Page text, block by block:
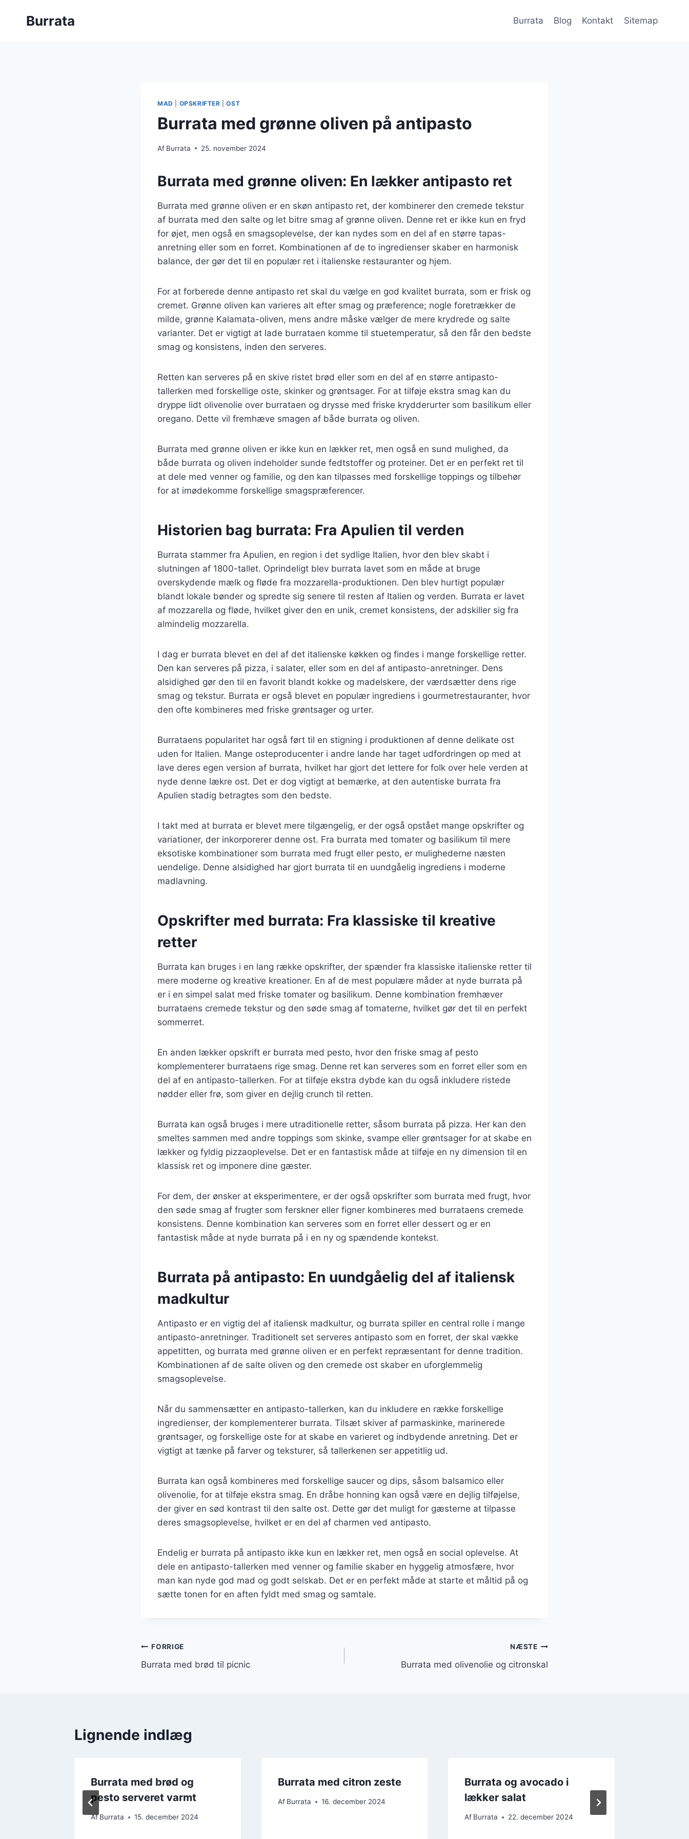
Burrata Burrata Blog Kontakt Sitemap
MAD OPSKRIFTER |OST
Burrata med grønne oliven på antipasto
Af Burrata 25. november 2024
Burrata med grønne oliven: En lækker antipasto ret
Burrata med grønne oliven er en skøn antipasto ret, der kombinerer den cremede tekstur
af burrata med den salte og let bitre smag af grønne oliven. Denne ret er ikke kun en fryd
for øjet, men også en smagsoplevelse, der kan nydes som en del af en større tapas-
anretning eller som en forret. Kombinationen af de to ingredienser skaber en harmonisk
balance, der gør det til en populær ret i italienske restauranter og hjem.
For at forberede denne antipasto ret skal du vælge en god kvalitet burrata, som er frisk og
cremet. Grønne oliven kan varieres alt efter smag og præference; nogle foretrækker de
milde, grønne Kalamata-oliven, mens andre måske vælger de mere krydrede og salte
varianter. Det er vigtigt at lade burrataen komme til stuetemperatur, så den får den bedste
smag og konsistens, inden den serveres.
Retten kan serveres på en skive ristet brød eller som en del af en større antipasto-
tallerken med forskellige oste, skinker og grøntsager. For at tilføje ekstra smag kan du
dryppe lidt olivenolie over burrataen og drysse med friske krydderurter som basilikum eller
oregano. Dette vil fremhæve smagen af både burrata og oliven.
Burrata med grønne oliven er ikke kun en lækker ret, men også en sund mulighed, da
både burrata og oliven indeholder sunde fedtstoffer og proteiner. Det er en perfekt ret til
at dele med venner og familie, og den kan tilpasses med forskellige toppings og tilbehør
for at imødekomme forskellige smagspræferencer.
Historien bag burrata: Fra Apulien til verden
Burrata stammer fra Apulien, en region i det sydlige Italien, hvor den blev skabt i
slutningen af 1800-tallet. Oprindeligt blev burrata lavet som en måde at bruge
overskydende mælk og fløde fra mozzarella-produktionen. Den blev hurtigt populær
blandt lokale bønder og spredte sig senere til resten af Italien og verden. Burrata er lavet
af mozzarella og fløde, hvilket giver den en unik, cremet konsistens, der adskiller sig fra
almindelig mozzarella.
I dag er burrata blevet en del af det italienske køkken og findes i mange forskellige retter.
Den kan serveres på pizza, i salater, eller som en del af antipasto-anretninger. Dens
alsidighed gør den til en favorit blandt kokke og madelskere, der værdsætter dens rige
smag og tekstur. Burrata er også blevet en populær ingrediens i gourmetrestauranter, hvor
den ofte kombineres med friske grøntsager og urter.
Burrataens popularitet har også ført til en stigning i produktionen af denne delikate ost
uden for Italien. Mange osteproducenter i andre lande har taget udfordringen op med at
lave deres egen version af burrata, hvilket har gjort det lettere for folk over hele verden at
nyde denne lækre ost. Det er dog vigtigt at bemærke, at den autentiske burrata fra
Apulien stadig betragtes som den bedste.
I takt med at burrata er blevet mere tilgængelig, er der også opstået mange opskrifter og
variationer, der inkorporerer denne ost. Fra burrata med tomater og basilikum til mere
eksotiske kombinationer som burrata med frugt eller pesto, er mulighederne næsten
uendelige. Denne alsidighed har gjort burrata til en uundgåelig ingrediens i moderne
madlavning.
Opskrifter med burrata: Fra klassiske til kreative
retter
Burrata kan bruges i en lang række opskrifter, der spænder fra klassiske italienske retter til
mere moderne og kreative kreationer. En af de mest populære måder at nyde burrata på
er i en simpel salat med friske tomater og basilikum. Denne kombination fremhæver
burrataens cremede tekstur og den søde smag af tomaterne, hvilket gør det til en perfekt
sommerret.
En anden lækker opskrift er burrata med pesto, hvor den friske smag af pesto
komplementerer burrataens rige smag. Denne ret kan serveres som en forret eller som en
del af en antipasto-tallerken. For at tilføje ekstra dybde kan du også inkludere ristede
nødder eller frø, som giver en dejlig crunch til retten.
Burrata kan også bruges i mere utraditionelle retter, såsom burrata på pizza. Her kan den
smeltes sammen med andre toppings som skinke, svampe eller grøntsager for at skabe en
lækker og fyldig pizzaoplevelse. Det er en fantastisk måde at tilføje en ny dimension til en
klassisk ret og imponere dine gæster.
For dem, der ønsker at eksperimentere, er der også opskrifter som burrata med frugt, hvor
den søde smag af frugter som ferskner eller figner kombineres med burrataens cremede
konsistens. Denne kombination kan serveres som en forret eller dessert og er en
fantastisk måde at nyde burrata på i en ny og spændende kontekst.
Burrata på antipasto: En uundgåelig del af italiensk
madkultur
Antipasto er en vigtig del af italiensk madkultur, og burrata spiller en central rolle i mange
antipasto-anretninger. Traditionelt set serveres antipasto som en forret, der skal vække
appetitten, og burrata med grønne oliven er en perfekt repræsentant for denne tradition.
Kombinationen af de salte oliven og den cremede ost skaber en uforglemmelig
smagsoplevelse.
Når du sammensætter en antipasto-tallerken, kan du inkludere en række forskellige
ingredienser, der komplementerer burrata. Tilsæt skiver af parmaskinke, marinerede
grøntsager, og forskellige oste for at skabe en varieret og indbydende anretning. Det er
vigtigt at tænke på farver og teksturer, så tallerkenen ser appetitlig ud.
Burrata kan også kombineres med forskellige saucer og dips, såsom balsamico eller
olivenolie, for at tilføje ekstra smag. En dråbe honning kan også være en dejlig tilføjelse,
der giver en sød kontrast til den salte ost. Dette gør det muligt for gæsterne at tilpasse
deres smagsoplevelse, hvilket er en del af charmen ved antipasto.
Endelig er burrata på antipasto ikke kun en lækker ret, men også en social oplevelse. At
dele en antipasto-tallerken med venner og familie skaber en hyggelig atmosfære, hvor
man kan nyde god mad og godt selskab. Det er en perfekt måde at starte et måltid på og
sætte tonen for en aften fyldt med smag og samtale.
Indlægsnavigation
FORRIGE
Burrata med brød til picnic
NÆSTE
Burrata med olivenolie og citronskal
Lignende indlæg
Burrata med brød og
pesto serveret varmt
Af Burrata 15. december 2024
Burrata med citron zeste
Af Burrata 16. december 2024
Burrata og avocado i
lækker salat
Af Burrata 22. december 2024